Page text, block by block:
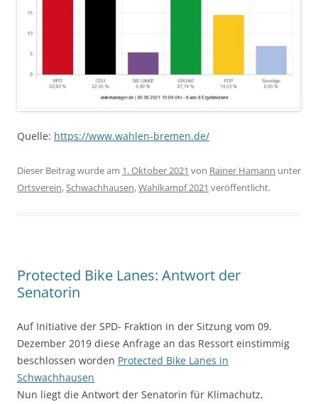
Quelle: https://www.wahlen-bremen.de/
Dieser Beitrag wurde am 1. Oktober 2021 von Rainer Hamann unter
Ortsverein,Schwachhausen,Wahlkampf 2021 veröffentlicht.
Protected Bike Lanes: Antwort der
Senatorin
Auf Initiative der SPD- Fraktion in der Sitzung vom 09.
Dezember 2019 diese Anfrage an das Ressort einstimmig
beschlossen worden Protected Bike Lanes in
Schwachhausen
Nun liegt die Antwort der Senatorin für Klimachutz,